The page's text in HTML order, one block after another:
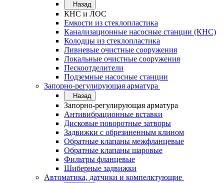
Назад
КНС и ЛОС
Емкости из стеклопластика
Канализационные насосные станции (КНС)
Колодцы из стеклопластика
Ливневые очистные сооружения
Локальные очистные сооружения
Пескоотделители
Подземные насосные станции
Запорно-регулирующая арматура
Назад
Запорно-регулирующая арматура
Антивибрационные вставки
Дисковые поворотные затворы
Задвижки с обрезиненным клином
Обратные клапаны межфланцевые
Обратные клапаны шаровые
Фильтры фланцевые
Шиберные задвижки
Автоматика, датчики и компелктующие